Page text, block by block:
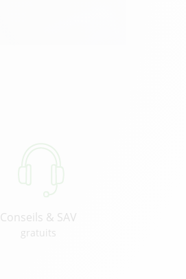
Conseils & SAV
gratuits